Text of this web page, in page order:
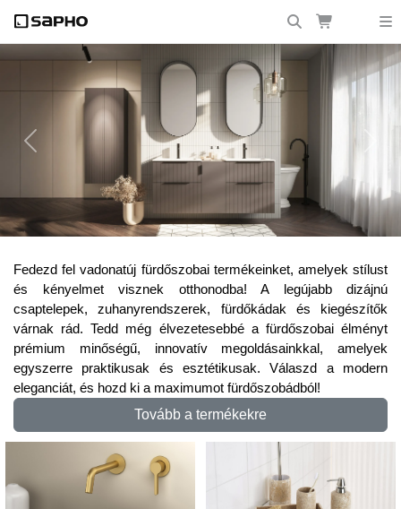
Previous
trendekkel!
Fedezd fel vadonatúj fürdőszobai termékeinket, amelyek stílust
és kényelmet visznek otthonodba! A legújabb dizájnú
csaptelepek, zuhanyrendszerek, fürdőkádak és kiegészítők
várnak rád. Tedd még élvezetesebbé a fürdőszobai élményt
prémium minőségű, innovatív megoldásainkkal, amelyek
egyszerre praktikusak és esztétikusak. Válaszd a modern
eleganciát, és hozd ki a maximumot fürdőszobádból!
Tovább a termékekre